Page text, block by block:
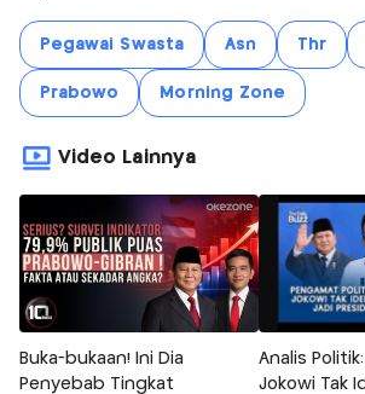
Pegawai Swasta Asn Thr
Prabowo Morning Zone
Video Lainnya
Buka-bukaan! Ini Dia
Penyebab Tingkat
Analis
Jokowi Tak